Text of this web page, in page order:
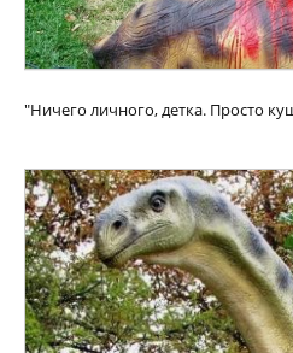
"Ничего личного, детка. Просто